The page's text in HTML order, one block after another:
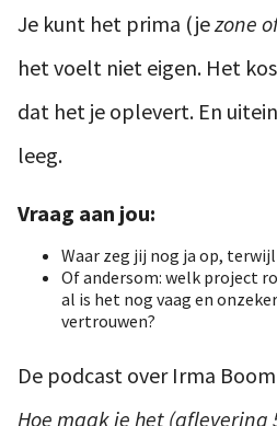
Je kunt het prima (jezone
het voelt niet eigen. Het
dat het je oplevert. En
leeg.
Vraag aan jou:
Waar zeg jij nog ja op,
Of andersom: welk project
al is het nog vaag en
vertrouwen?
De podcast over Irma
Hoe maak je het (aflevering